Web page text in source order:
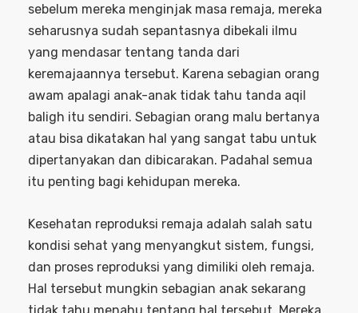
sebelum mereka menginjak masa remaja, mereka
seharusnya sudah sepantasnya dibekali ilmu
yang mendasar tentang tanda dari
keremajaannya tersebut. Karena sebagian orang
awam apalagi anak-anak tidak tahu tanda aqil
baligh itu sendiri. Sebagian orang malu bertanya
atau bisa dikatakan hal yang sangat tabu untuk
dipertanyakan dan dibicarakan. Padahal semua
itu penting bagi kehidupan mereka.
Kesehatan reproduksi remaja adalah salah satu
kondisi sehat yang menyangkut sistem, fungsi,
dan proses reproduksi yang dimiliki oleh remaja.
Hal tersebut mungkin sebagian anak sekarang